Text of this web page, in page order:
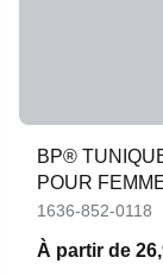
BP®
POUR
1636-852-0118
À partir de